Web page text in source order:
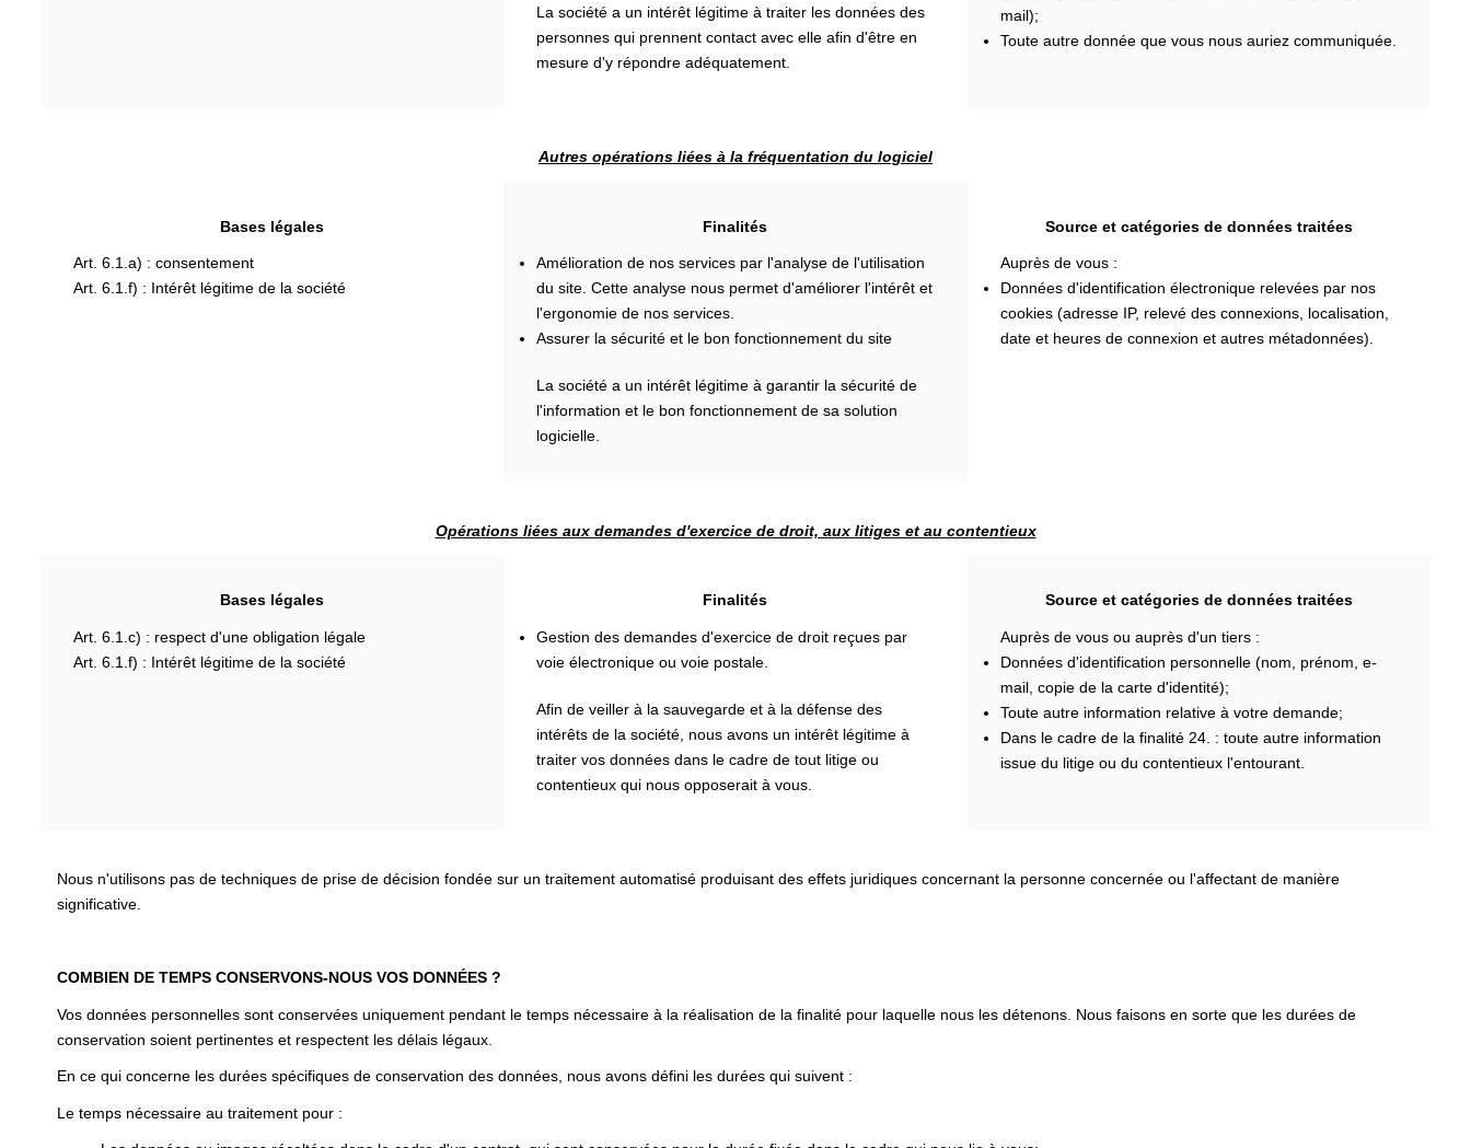
La société a un intérêt légitime à traiter les données des
personnes qui prennent contact avec elle afin d'être en
mesure d'y répondre adéquatement.
mail);
Toute autre donnée que vous nous auriez communiquée.
Autres opérations liées à la fréquentation du logiciel
Bases légales
Art. 6.1.a) : consentement
Art. 6.1.f) : Intérêt légitime de la société
Finalités
Amélioration de nos services par l'analyse de l'utilisation
du site. Cette analyse nous permet d'améliorer l'intérêt et
l'ergonomie de nos services.
Assurer la sécurité et le bon fonctionnement du site
La société a un intérêt légitime à garantir la sécurité de
l'information et le bon fonctionnement de sa solution
logicielle.
Source et catégories de données traitées
Auprès de vous :
Données d'identification électronique relevées par nos
cookies (adresse IP, relevé des connexions, localisation,
date et heures de connexion et autres métadonnées).
Opérations liées aux demandes d'exercice de droit, aux litiges et au contentieux
Bases légales
Art. 6.1.c) : respect d'une obligation légale
Art. 6.1.f) : Intérêt légitime de la société
Finalités
Gestion des demandes d'exercice de droit reçues par
voie électronique ou voie postale.
Afin de veiller à la sauvegarde et à la défense des
intérêts de la société, nous avons un intérêt légitime à
traiter vos données dans le cadre de tout litige ou
contentieux qui nous opposerait à vous.
Source et catégories de données traitées
Auprès de vous ou auprès d'un tiers :
Données d'identification personnelle (nom, prénom, e-
mail, copie de la carte d'identité);
Toute autre information relative à votre demande;
Dans le cadre de la finalité 24. : toute autre information
issue du litige ou du contentieux l'entourant.
Nous n'utilisons pas de techniques de prise de décision fondée sur un traitement automatisé produisant des effets juridiques concernant la personne concernée ou l'affectant de manière
significative.
COMBIEN DE TEMPS CONSERVONS-NOUS VOS DONNÉES ?
Vos données personnelles sont conservées uniquement pendant le temps nécessaire à la réalisation de la finalité pour laquelle nous les détenons. Nous faisons en sorte que les durées de
conservation soient pertinentes et respectent les délais légaux.
En ce qui concerne les durées spécifiques de conservation des données, nous avons défini les durées qui suivent :
Le temps nécessaire au traitement pour :